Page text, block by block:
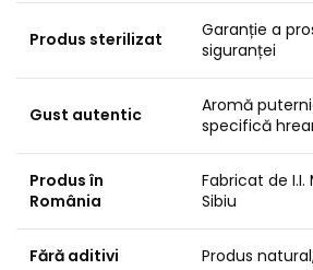
Produs sterilizat
Garanție a
siguranței
Gust autentic
Aromă
specifică
Produs în
România
Fabricat de
Sibiu
Fără aditivi Produs